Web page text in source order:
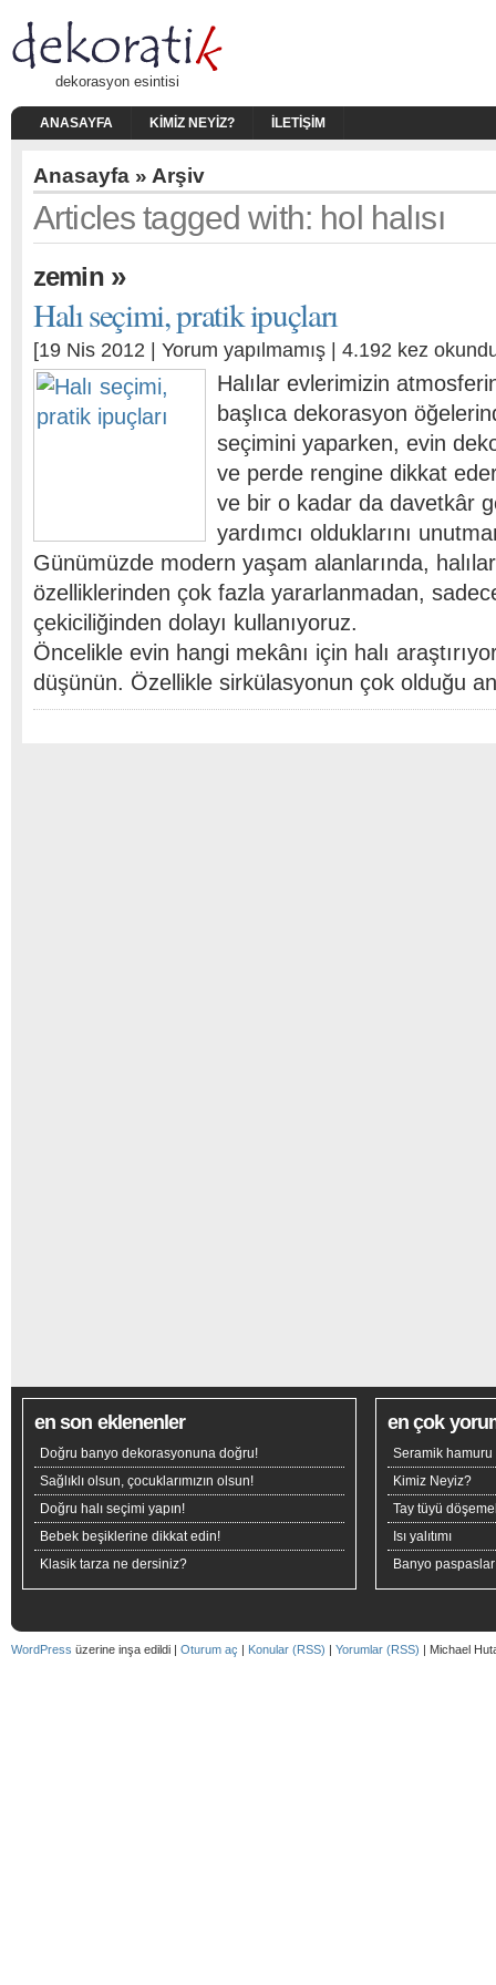
dekorasyon esintisi
ANASAYFA KIMIZ NEYIZ? İLETIŞIM
Anasayfa » Arşiv
Articles tagged with: hol halısı
zemin»
Halı seçimi, pratik ipuçları
[19 Nis 2012 | Yorum yapılmamış | 4.192 kez
Halılar evlerimizin
başlıca dekorasyon
seçimini yaparken, evin
ve perde rengine dikkat
ve bir o kadar da davetkâr
yardımcı olduklarını
Günümüzde modern yaşam alanlarında,
özelliklerinden çok fazla yararlanmadan,
çekiciliğinden dolayı kullanıyoruz.
Öncelikle evin hangi mekânı için halı
düşünün. Özellikle sirkülasyonun çok olduğu
en son eklenenler
Doğru banyo dekorasyonuna doğru!
Sağlıklı olsun, çocuklarımızın olsun!
Doğru halı seçimi yapın!
Bebek beşiklerine dikkat edin!
Klasik tarza ne dersiniz?
en çok
Seramik hamuru
Kimiz Neyiz?
Tay tüyü
Isı yalıtımı
Banyo
WordPress üzerine inşa edildi | Oturum aç | Konular (RSS) | Yorumlar (RSS) | Michael